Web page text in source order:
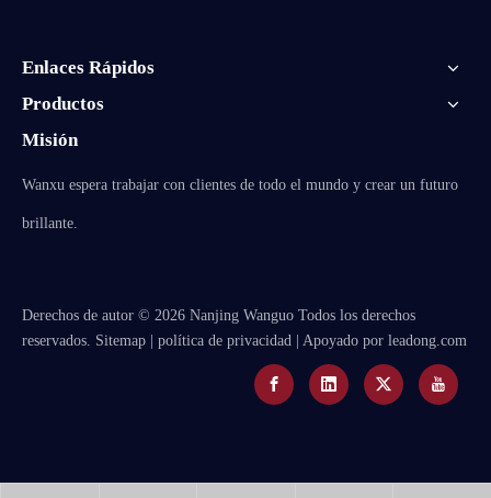
Enlaces Rápidos
Productos
Misión
Wanxu espera trabajar con clientes de todo el mundo y crear un futuro
brillante.
​Derechos de autor © 2026 Nanjing Wanguo Todos los derechos
reservados. Sitemap política de privacidad | Apoyado por leadong.com